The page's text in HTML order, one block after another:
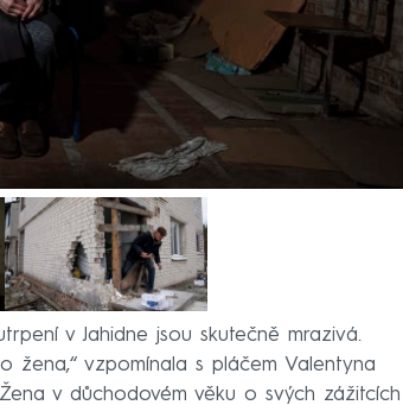
v Jahidne jsou skutečně mrazivá.
žena,“ vzpomínala s pláčem Valentyna
v důchodovém věku o svých zážitcích